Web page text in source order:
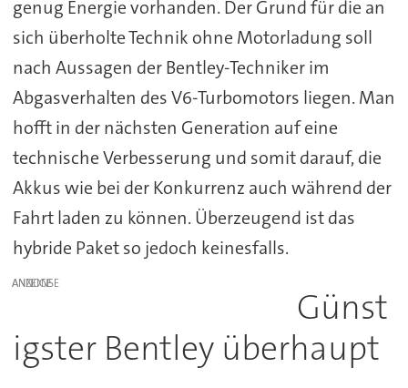
genug Energie vorhanden. Der Grund für die an
sich überholte Technik ohne Motorladung soll
nach Aussagen der Bentley-Techniker im
Abgasverhalten des V6-Turbomotors liegen. Man
hofft in der nächsten Generation auf eine
technische Verbesserung und somit darauf, die
Akkus wie bei der Konkurrenz auch während der
Fahrt laden zu können. Überzeugend ist das
hybride Paket so jedoch keinesfalls.
ANZEIGE
Günst
igster Bentley überhaupt